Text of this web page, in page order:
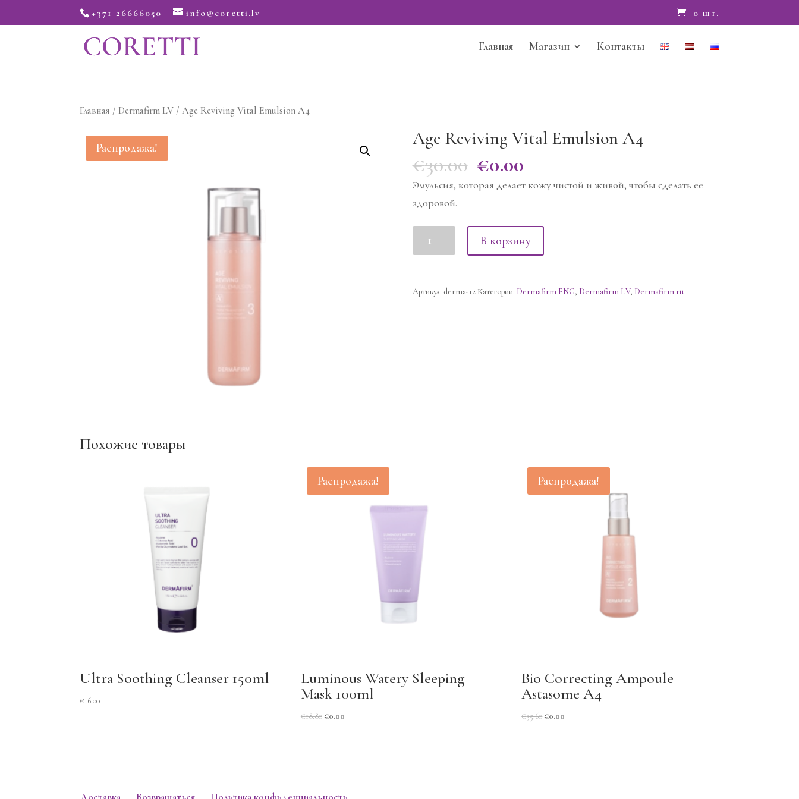
+371 26666050 info@coretti.lv 0 шт.
Главная Магазин Контакты
Главная / Dermafirm LV / Age Reviving Vital Emulsion A4
Распродажа! Age Reviving Vital Emulsion A4
€30.00 €0.00
Эмульсия, которая делает кожу чистой и живой, чтобы сделать ее
здоровой.
товара
Reviving
В корзину
Артикул: derma-12 Категории: Dermafirm ENG, Dermafirm LV, Dermafirm ru
Похожие товары
Ultra Soothing Cleanser 150ml
€16.00
Распродажа!
Luminous Watery Sleeping
Mask 100ml
€18.80 €0.00
Распродажа!
Bio Correcting Ampoule
Astasome A4
€35.60 €0.00